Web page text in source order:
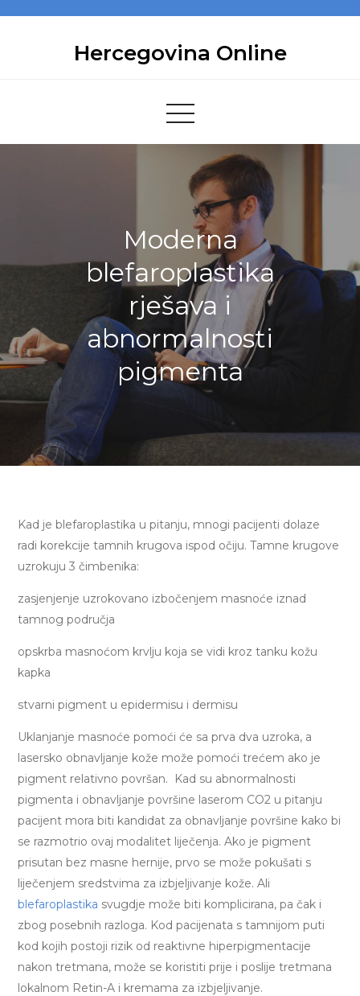
Hercegovina Online
Moderna
blefaroplastika
rješava i
abnormalnosti
pigmenta
Kad je blefaroplastika u pitanju, mnogi pacijenti dolaze
radi korekcije tamnih krugova ispod očiju. Tamne krugove
uzrokuju 3 čimbenika:
zasjenjenje uzrokovano izbočenjem masnoće iznad
tamnog područja
opskrba masnoćom krvlju koja se vidi kroz tanku kožu
kapka
stvarni pigment u epidermisu i dermisu
Uklanjanje masnoće pomoći će sa prva dva uzroka, a
lasersko obnavljanje kože može pomoći trećem ako je
pigment relativno površan. Kad su abnormalnosti
pigmenta i obnavljanje površine laserom CO2 u pitanju
pacijent mora biti kandidat za obnavljanje površine kako bi
se razmotrio ovaj modalitet liječenja. Ako je pigment
prisutan bez masne hernije, prvo se može pokušati s
liječenjem sredstvima za izbjeljivanje kože. Ali
blefaroplastika svugdje može biti komplicirana, pa čak i
zbog posebnih razloga. Kod pacijenata s tamnijom puti
kod kojih postoji rizik od reaktivne hiperpigmentacije
nakon tretmana, može se koristiti prije i poslije tretmana
lokalnom Retin-A i kremama za izbjeljivanje.